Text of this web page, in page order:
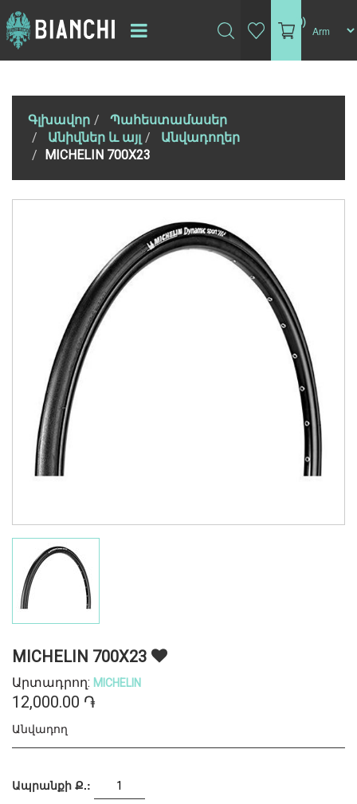
(0)
Գլխավոր
Պահեստամասեր
Անիվներ և այլ
Անվադողեր
MICHELIN 700X23
MICHELIN 700X23
Արտադրող: MICHELIN
12,000.00 ֏
Անվադող
Ապրանքի Ք.: